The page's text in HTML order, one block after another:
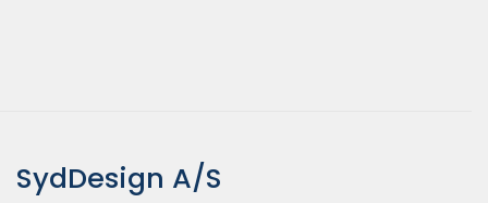
SydDesign A/S